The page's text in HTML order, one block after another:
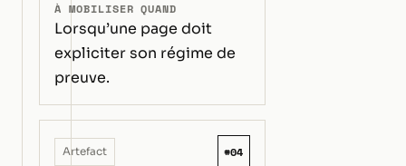
À MOBILISER QUAND
Lorsqu’une page doit
expliciter son régime de
preuve.
Artefact #04